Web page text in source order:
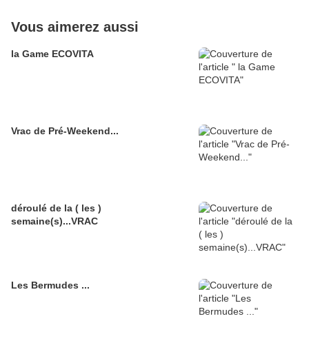
Vous aimerez aussi
la Game ECOVITA
Vrac de Pré-Weekend...
déroulé de la ( les )
semaine(s)...VRAC
Les Bermudes ...